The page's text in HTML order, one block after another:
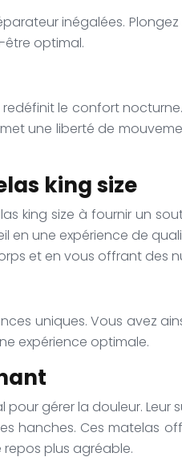
inégalées.
être optimal.
redéfinit le confort nocturne.
une liberté de
king size
king size à fournir un
une expérience de
et en vous offrant des
uniques. Vous avez
expérience optimale.
gérer la douleur.
hanches. Ces matelas
plus agréable.